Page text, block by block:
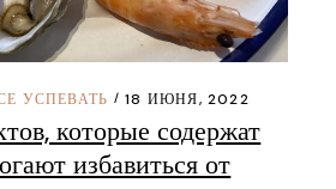
УСПЕВАТЬ 18 ИЮНЯ, 2022
которые содержат
избавиться от